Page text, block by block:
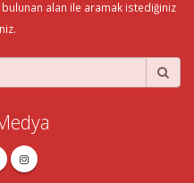
alan ile aramak istediğiniz